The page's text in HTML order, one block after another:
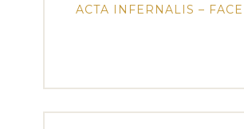
ACTA INFERNALIS –